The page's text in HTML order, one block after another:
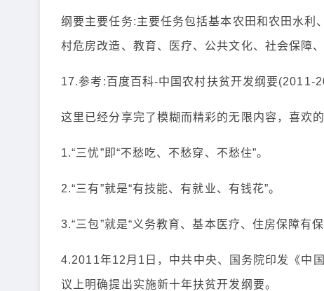
纲要主要任务:主要任务包括基本农田和农田水利
村危房改造、教育、医疗、公共文化、社会保障
17.参考:百度百科-中国农村扶贫开发纲要(2011-
这里已经分享完了模糊而精彩的无限内容，喜欢的
1.“三忧”即“不愁吃、不愁穿、不愁住”。
2.“三有”就是“有技能、有就业、有钱花”。
3.“三包”就是“义务教育、基本医疗、住房保障有保
4.2011年12月1日，中共中央、国务院印发《中
议上明确提出实施新十年扶贫开发纲要。